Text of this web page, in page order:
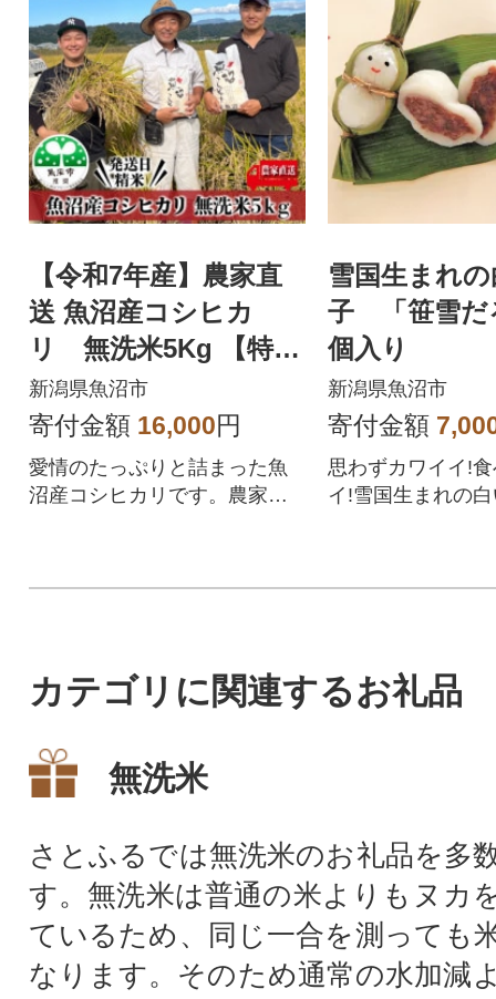
【令和7年産】農家直
送 魚沼産コシヒカ
リ 無洗米5Kg 【特産
魚沼】
新潟県魚沼市
寄付金額 16,000円
愛情のたっぷりと詰まった魚
沼産コシヒカリです。農家自
雪国生まれ
子 「笹雪だ
個入り
新潟県魚沼市
寄付金額
思わずカワイイ!
イ!雪国生まれの
カテゴリに関連するお礼品
無洗米
さとふるでは無洗米のお礼品を多
す。無洗米は普通の米よりもヌカ
ているため、同じ一合を測っても
なります。そのため通常の水加減